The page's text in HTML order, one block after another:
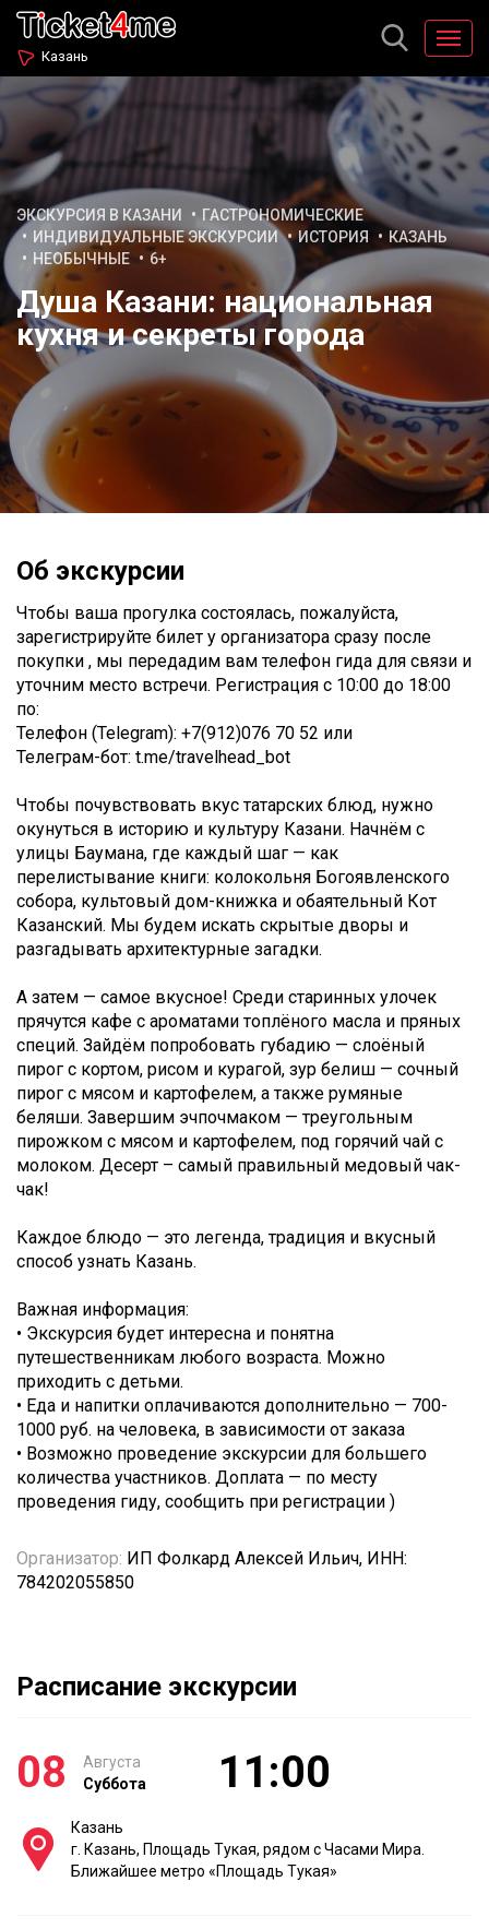
Казань
ЭКСКУРСИЯ В КАЗАНИ
ГАСТРОНОМИЧЕСКИЕ
ИНДИВИДУАЛЬНЫЕ ЭКСКУРСИИ
ИСТОРИЯ
КАЗАНЬ
НЕОБЫЧНЫЕ
6+
Душа Казани: национальная
кухня и секреты города
Об экскурсии
Чтобы ваша прогулка состоялась, пожалуйста,
зарегистрируйте билет у организатора сразу после
покупки , мы передадим вам телефон гида для связи и
уточним место встречи. Регистрация с 10:00 до 18:00
по:
Телефон (Telegram): +7(912)076 70 52 или
Телеграм-бот: t.me/travelhead_bot
Чтобы почувствовать вкус татарских блюд, нужно
окунуться в историю и культуру Казани. Начнём с
улицы Баумана, где каждый шаг — как
перелистывание книги: колокольня Богоявленского
собора, культовый дом-книжка и обаятельный Кот
Казанский. Мы будем искать скрытые дворы и
разгадывать архитектурные загадки.
А затем — самое вкусное! Среди старинных улочек
прячутся кафе с ароматами топлёного масла и пряных
специй. Зайдём попробовать губадию — слоёный
пирог с кортом, рисом и курагой, зур белиш — сочный
пирог с мясом и картофелем, а также румяные
беляши. Завершим эчпочмаком — треугольным
пирожком с мясом и картофелем, под горячий чай с
молоком. Десерт – самый правильный медовый чак-
чак!
Каждое блюдо — это легенда, традиция и вкусный
способ узнать Казань.
Важная информация:
• Экскурсия будет интересна и понятна
путешественникам любого возраста. Можно
приходить с детьми.
• Еда и напитки оплачиваются дополнительно — 700-
1000 руб. на человека, в зависимости от заказа
• Возможно проведение экскурсии для большего
количества участников. Доплата — по месту
проведения гиду, сообщить при регистрации )
Организатор: ИП Фолкард Алексей Ильич, ИНН:
784202055850
Расписание экскурсии
08
Августа
Суббота
11:00
Казань
г. Казань, Площадь Тукая, рядом с Часами Мира.
Ближайшее метро «Площадь Тукая»